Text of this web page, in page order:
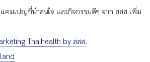
คมเปญที่น่าสนใจ และกิจกรรมดีๆ จาก สสส เพิ่ม
Thaihealth by สสส.